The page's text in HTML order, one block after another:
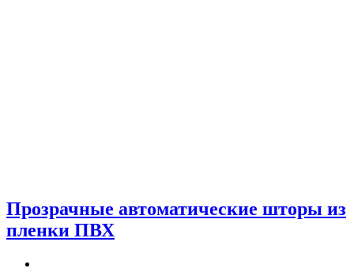
Прозрачные автоматические шторы из
пленки ПВХ